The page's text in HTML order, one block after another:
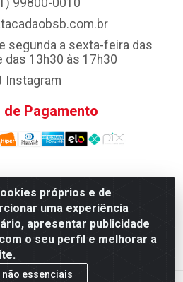
próprios e de
uma experiência
apresentar publicidade
o seu perfil e melhorar a
não essenciais
99800-0010
segunda a sexta-feira das
das 13h30 às 17h30
Instagram
de Pagamento
F. Pereira Queiroz Comercio e
Qi 10 Lotes 39 e, 41 - Setor
Brasília/DF - CEP 72.135-100 -
0001-80